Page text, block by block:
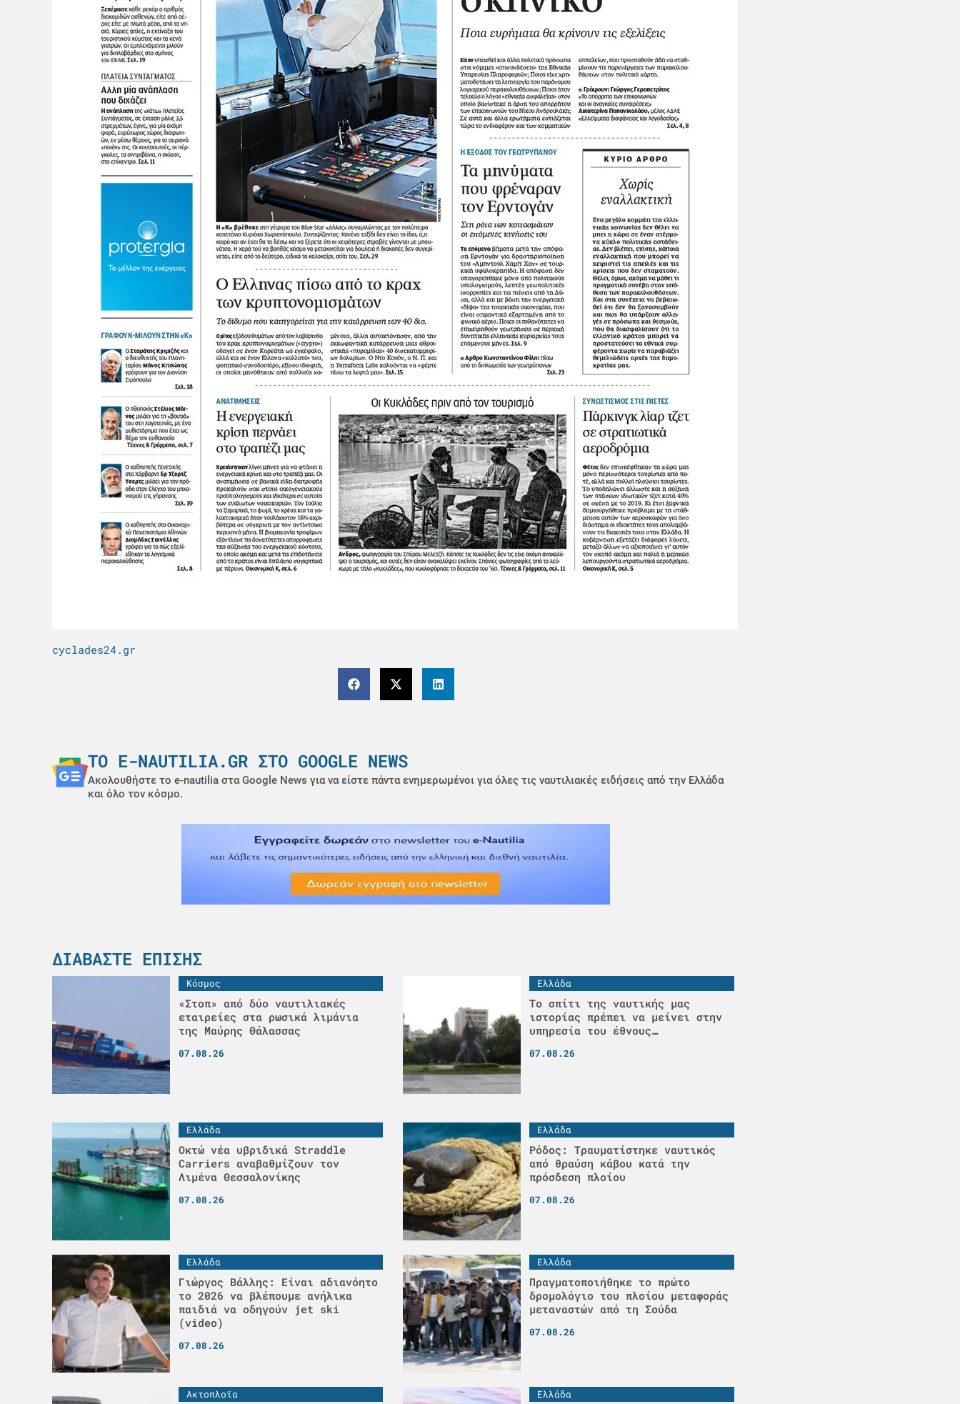
cyclades24.gr
ΤΟ E-NAUTILIA.GR ΣΤΟ GOOGLE NEWS
Ακολουθήστε το e-nautilia στα Google News για να είστε πάντα ενημερωμένοι για όλες τις ναυτιλιακές ειδήσεις από την Ελλάδα
και όλο τον κόσμο.
ΔΙΑΒΆΣΤΕ ΕΠΊΣΗΣ
Κόσμος
«Στοπ» από δύο ναυτιλιακές
εταιρείες στα ρωσικά λιμάνια
της Μαύρης Θάλασσας
07.08.26
Ελλάδα
Το σπίτι της ναυτικής μας
ιστορίας πρέπει να μείνει στην
υπηρεσία του έθνους…
07.08.26
Ελλάδα
Οκτώ νέα υβριδικά Straddle
Carriers αναβαθμίζουν τον
Λιμένα Θεσσαλονίκης
07.08.26
Ελλάδα
Ρόδος: Τραυματίστηκε ναυτικός
από θραύση κάβου κατά την
πρόσδεση πλοίου
07.08.26
Ελλάδα
Γιώργος Βάλλης: Είναι αδιανόητο
το 2026 να βλέπουμε ανήλικα
παιδιά να οδηγούν jet ski
(video)
07.08.26
Ελλάδα
Πραγματοποιήθηκε το πρώτο
δρομολόγιο του πλοίου μεταφοράς
μεταναστών από τη Σούδα
07.08.26
Ακτοπλοϊα Ελλάδα